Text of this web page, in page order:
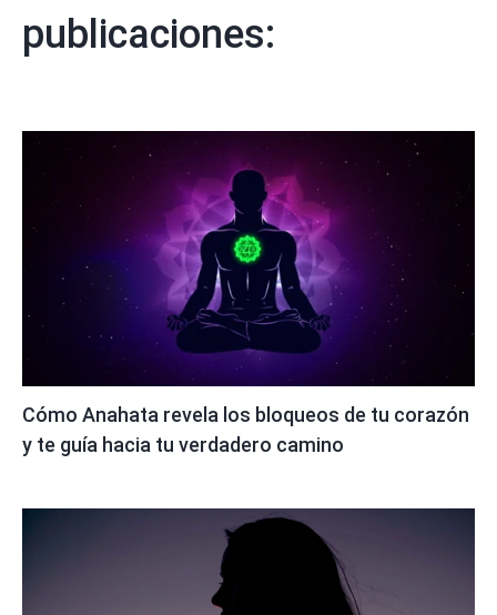
publicaciones:
Cómo Anahata revela los bloqueos de tu corazón
y te guía hacia tu verdadero camino